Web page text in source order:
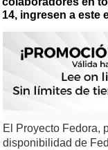
14, ingresen a este
El Proyecto Fedora,
disponibilidad de